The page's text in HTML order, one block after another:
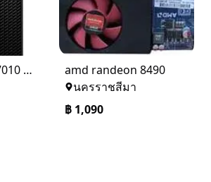
DELL OptiPlex 7010 MT (SNS7010MT002)
amd randeon 8490
นครราชสีมา
฿ 1,090